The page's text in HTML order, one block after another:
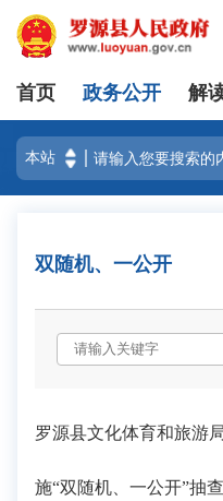
首页 政务公开 解
双随机、一公开
罗源县文化体育和旅游
施“双随机、一公开”抽